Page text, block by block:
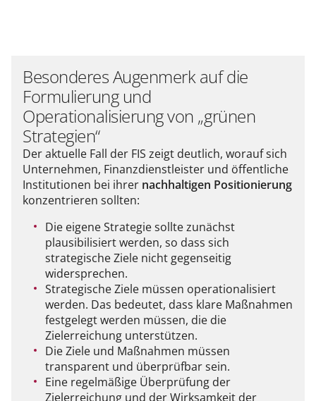
Besonderes Augenmerk auf die
Formulierung und
Operationalisierung von „grünen
Strategien“
Der aktuelle Fall der FIS zeigt deutlich, worauf sich
Unternehmen, Finanzdienstleister und öffentliche
Institutionen bei ihrer nachhaltigen Positionierung
konzentrieren sollten:
Die eigene Strategie sollte zunächst
plausibilisiert werden, so dass sich
strategische Ziele nicht gegenseitig
widersprechen.
Strategische Ziele müssen operationalisiert
werden. Das bedeutet, dass klare Maßnahmen
festgelegt werden müssen, die die
Zielerreichung unterstützen.
Die Ziele und Maßnahmen müssen
transparent und überprüfbar sein.
Eine regelmäßige Überprüfung der
Zielerreichung und der Wirksamkeit der